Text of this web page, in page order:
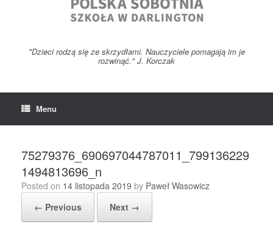
"Dzieci rodzą się ze skrzydłami. Nauczyciele pomagają im je
rozwinąć." J. Korczak
Menu
75279376_690697044787011_799136229
1494813696_n
Posted on 14 listopada 2019 by Paweł Wasowicz
← Previous
Next →